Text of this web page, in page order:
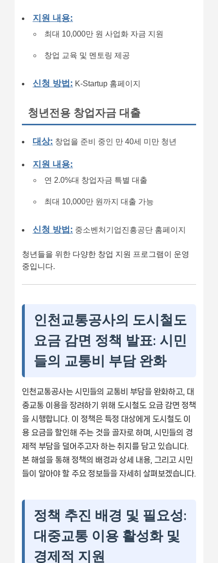
지원 내용:
최대 10,000만 원 사업화 자금 지원
창업 교육 및 멘토링 제공
신청 방법: K-Startup 홈페이지
청년전용 창업자금 대출
대상: 창업을 준비 중인 만 40세 미만 청년
지원 내용:
연 2.0%대 창업자금 특별 대출
최대 10,000만 원까지 대출 가능
신청 방법: 중소벤처기업진흥공단 홈페이지
청년들을 위한 다양한 창업 지원 프로그램이 운영
중입니다.
인천교통공사의 도시철도
요금 감면 정책 발표: 시민
들의 교통비 부담 완화
인천교통공사는 시민들의 교통비 부담을 완화하고, 대
중교통 이용을 장려하기 위해 도시철도 요금 감면 정책
을 시행합니다. 이 정책은 특정 대상에게 도시철도 이
용 요금을 할인해 주는 것을 골자로 하며, 시민들의 경
제적 부담을 덜어주고자 하는 취지를 담고 있습니다.
본 해설을 통해 정책의 배경과 상세 내용, 그리고 시민
들이 알아야 할 주요 정보들을 자세히 살펴보겠습니다.
정책 추진 배경 및 필요성:
대중교통 이용 활성화 및
경제적 지원